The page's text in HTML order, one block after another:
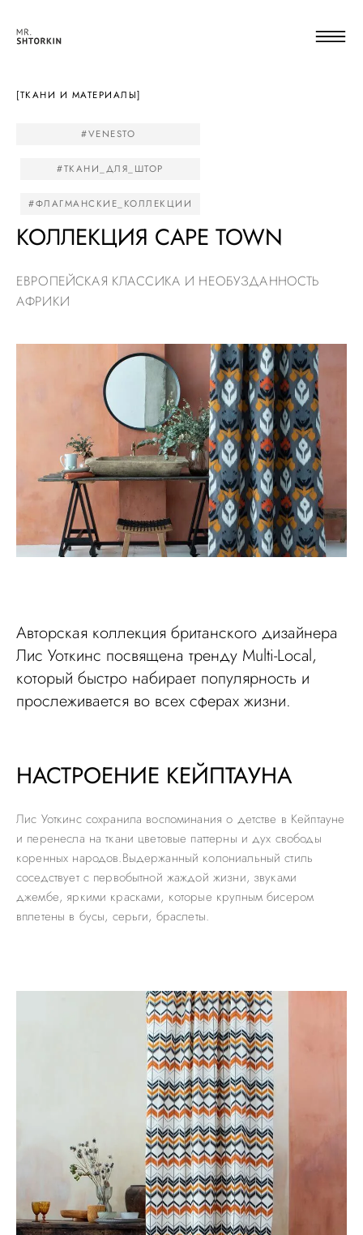
[ТКАНИ И МАТЕРИАЛЫ]
#VENESTO
#ТКАНИ_ДЛЯ_ШТОР
#ФЛАГМАНСКИЕ_КОЛЛЕКЦИИ
КОЛЛЕКЦИЯ CAPE TOWN
ЕВРОПЕЙСКАЯ КЛАССИКА И НЕОБУЗДАННОСТЬ
АФРИКИ
Авторская коллекция британского дизайнера
Лис Уоткинс посвящена тренду Multi-Local,
который быстро набирает популярность и
прослеживается во всех сферах жизни.
НАСТРОЕНИЕ КЕЙПТАУНА
Лис Уоткинс сохранила воспоминания о детстве в Кейптауне
и перенесла на ткани цветовые паттерны и дух свободы
коренных народов.Выдержанный колониальный стиль
соседствует с первобытной жаждой жизни, звуками
джембе, яркими красками, которые крупным бисером
вплетены в бусы, серьги, браслеты.